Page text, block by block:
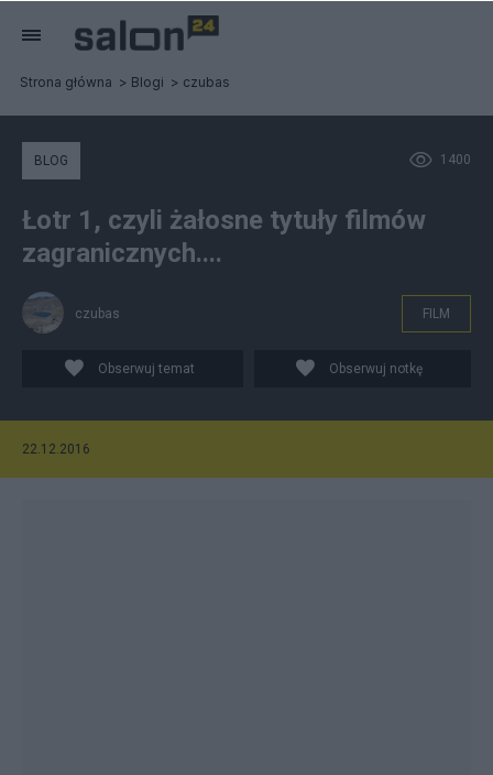
Strona główna Blogi czubas
1400
BLOG
Łotr 1, czyli żałosne tytuły filmów
zagranicznych....
czubas FILM
Obserwuj temat Obserwuj notkę
22.12.2016